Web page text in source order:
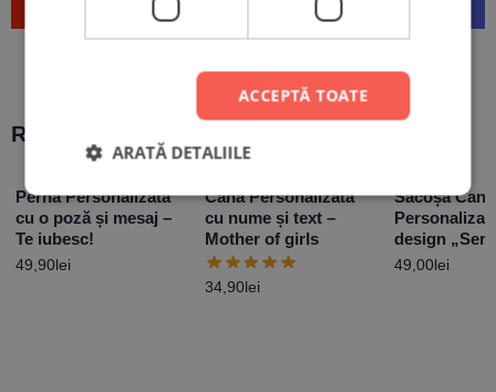
Recomandări populare:
Pernă Personalizată
cu o poză și mesaj –
Te iubesc!
49,90lei
Cană Personalizată
cu nume și text –
Mother of girls
34,90lei
Sacoșă
design
49,00lei
ACCEPTĂ TOATE
ARATĂ DETALIILE